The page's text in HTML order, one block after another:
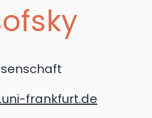
frankfurt.de